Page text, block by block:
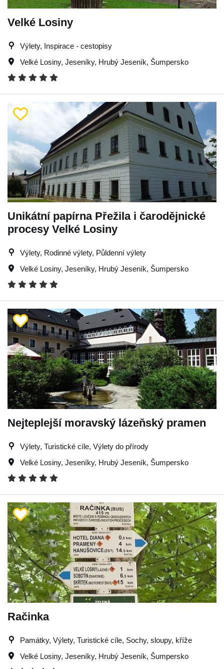
Velké Losiny
Výlety, Inspirace - cestopisy
Velké Losiny, Jeseníky, Hrubý Jeseník, Šumpersko
Unikátní papírna Přežila i čarodějnické
procesy Velké Losiny
Výlety, Rodinné výlety, Půldenní výlety
Velké Losiny, Jeseníky, Hrubý Jeseník, Šumpersko
Nejteplejší moravský lázeňský pramen
Výlety, Turistické cíle, Výlety do přírody
Velké Losiny, Jeseníky, Hrubý Jeseník, Šumpersko
Račinka
Památky, Výlety, Turistické cíle, Sochy, sloupy, kříže
Velké Losiny, Jeseníky, Hrubý Jeseník, Šumpersko